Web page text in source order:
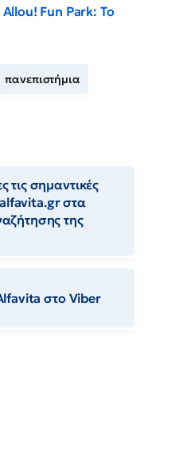
Allou! Fun Park: Το
πανεπιστήμια
σημαντικές
alfavita.gr στα
της
στο Viber